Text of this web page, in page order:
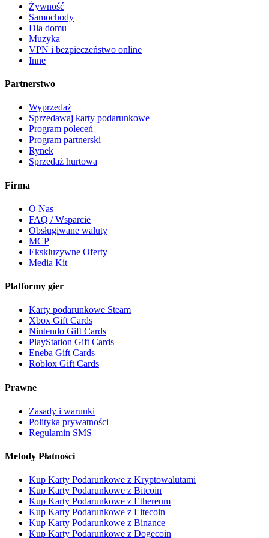
Żywność
Samochody
Dla domu
Muzyka
VPN i bezpieczeństwo online
Inne
Partnerstwo
Wyprzedaż
Sprzedawaj karty podarunkowe
Program poleceń
Program partnerski
Rynek
Sprzedaż hurtowa
Firma
O Nas
FAQ / Wsparcie
Obsługiwane waluty
MCP
Ekskluzywne Oferty
Media Kit
Platformy gier
Karty podarunkowe Steam
Xbox Gift Cards
Nintendo Gift Cards
PlayStation Gift Cards
Eneba Gift Cards
Roblox Gift Cards
Prawne
Zasady i warunki
Polityka prywatności
Regulamin SMS
Metody Płatności
Kup Karty Podarunkowe z Kryptowalutami
Kup Karty Podarunkowe z Bitcoin
Kup Karty Podarunkowe z Ethereum
Kup Karty Podarunkowe z Litecoin
Kup Karty Podarunkowe z Binance
Kup Karty Podarunkowe z Dogecoin